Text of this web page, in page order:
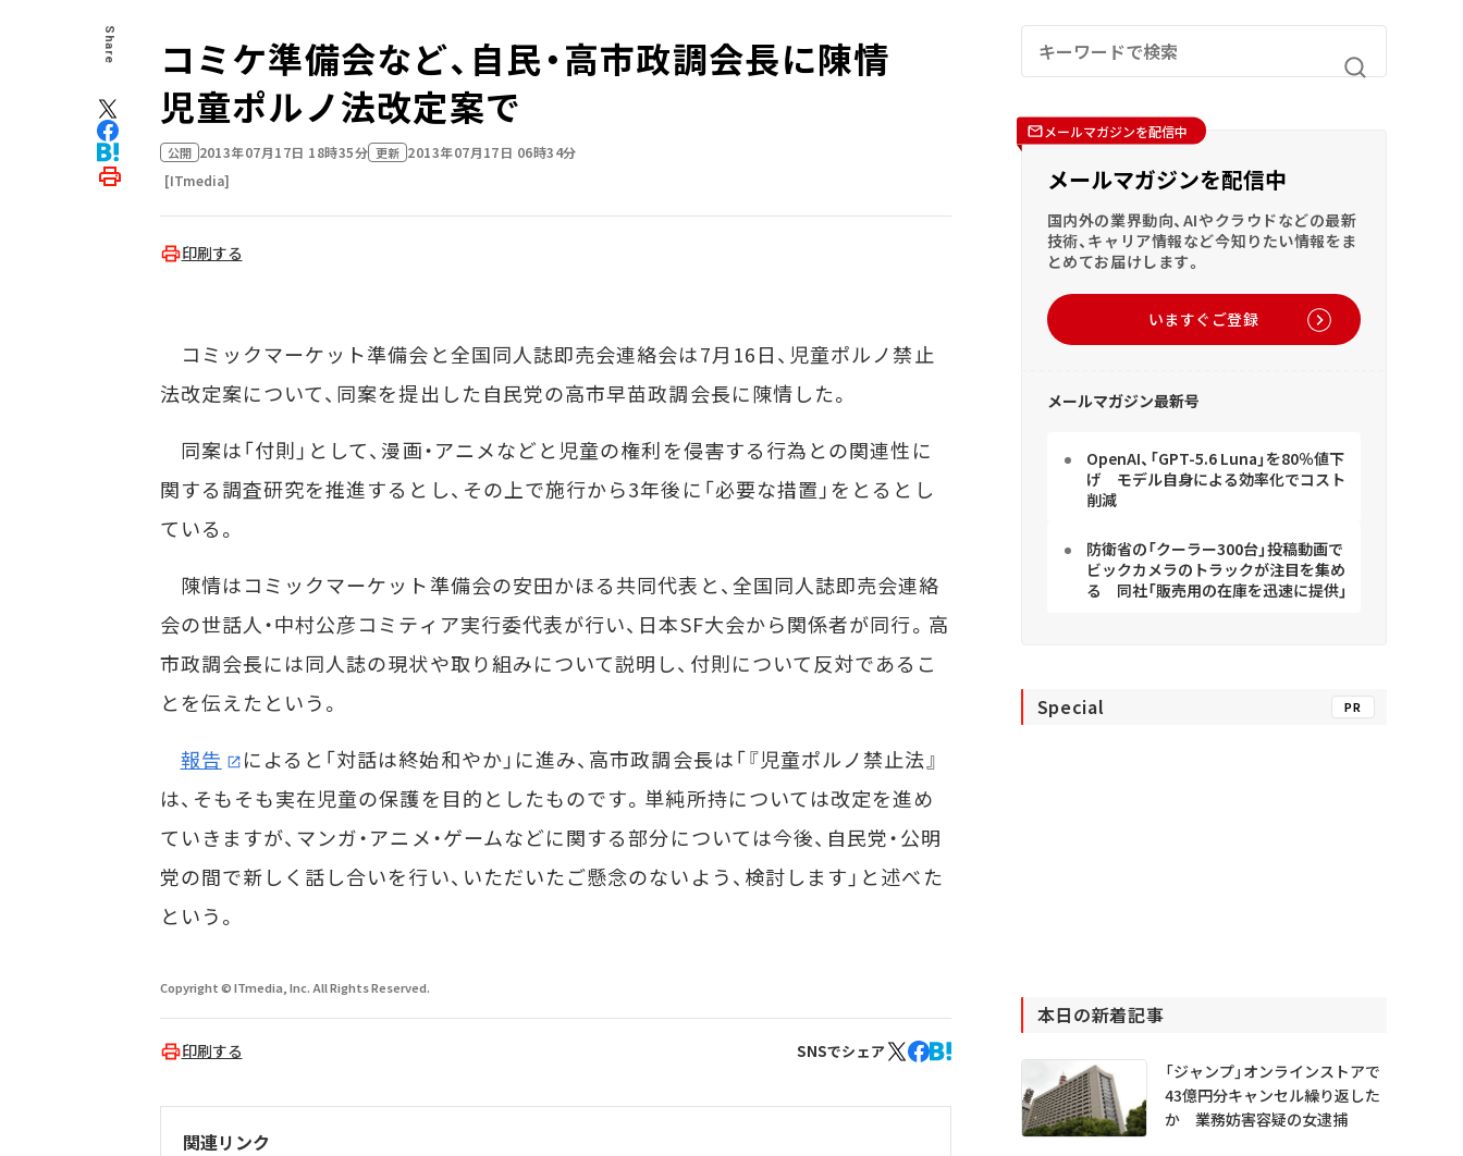
Share
コミケ準備会など、自民・高市政調会長に陳情
児童ポルノ法改定案で
公開 2013年07月17日 18時35分 更新 2013年07月17日 06時34分
[ITmedia]
印刷する
コミックマーケット準備会と全国同人誌即売会連絡会は7月16日、児童ポルノ禁止
法改定案について、同案を提出した自民党の高市早苗政調会長に陳情した。
同案は「付則」として、漫画・アニメなどと児童の権利を侵害する行為との関連性に
関する調査研究を推進するとし、その上で施行から3年後に「必要な措置」をとるとし
ている。
陳情はコミックマーケット準備会の安田かほる共同代表と、全国同人誌即売会連絡
会の世話人・中村公彦コミティア実行委代表が行い、日本SF大会から関係者が同行。高
市政調会長には同人誌の現状や取り組みについて説明し、付則について反対であるこ
とを伝えたという。
報告
によると「対話は終始和やか」に進み、高市政調会長は「『児童ポルノ禁止法』
は、そもそも実在児童の保護を目的としたものです。単純所持については改定を進め
ていきますが、マンガ・アニメ・ゲームなどに関する部分については今後、自民党・公明
党の間で新しく話し合いを行い、いただいたご懸念のないよう、検討します」と述べた
という。
Copyright © ITmedia, Inc. All Rights Reserved.
印刷する SNSでシェア
関連リンク
メールマガジンを配信中
メールマガジンを配信中
国内外の業界動向、AIやクラウドなどの最新
技術、キャリア情報など今知りたい情報をま
とめてお届けします。
いますぐご登録
メールマガジン最新号
OpenAI、「GPT-5.6 Luna」を80％値下
げ モデル自身による効率化でコスト
削減
防衛省の「クーラー300台」投稿動画で
ビックカメラのトラックが注目を集め
る 同社「販売用の在庫を迅速に提供」
Special PR
本日の新着記事
「ジャンプ」オンラインストアで
43億円分キャンセル繰り返した
か 業務妨害容疑の女逮捕